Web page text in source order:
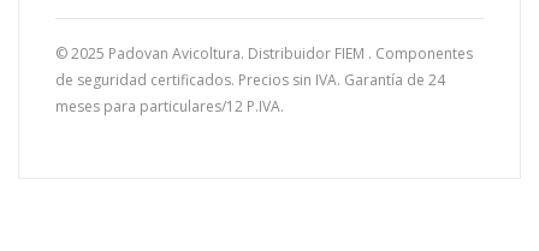
© 2025 Padovan Avicoltura. Distribuidor FIEM . Componentes
de seguridad certificados. Precios sin IVA. Garantía de 24
meses para particulares/12 P.IVA.